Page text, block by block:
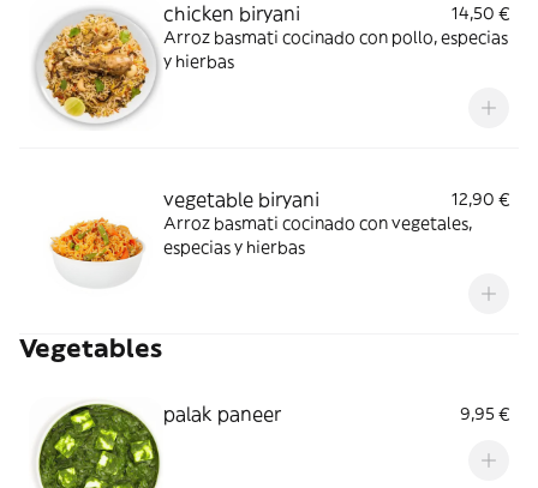
chicken biryani
14,50 €
Arroz basmati cocinado con pollo, especias
y hierbas
vegetable biryani
12,90 €
Arroz basmati cocinado con vegetales,
especias y hierbas
Vegetables
palak paneer 9,95 €